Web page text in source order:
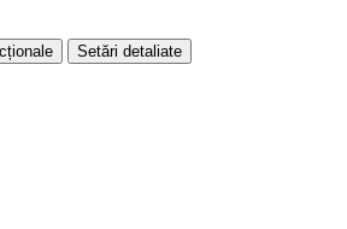
Setări detaliate